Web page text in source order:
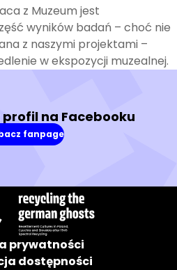
z Muzeum jest
wyników badań – choć nie
z naszymi projektami –
w ekspozycji muzealnej.
na Facebooku
fanpage
(w
nowym
prywatności
dostępności